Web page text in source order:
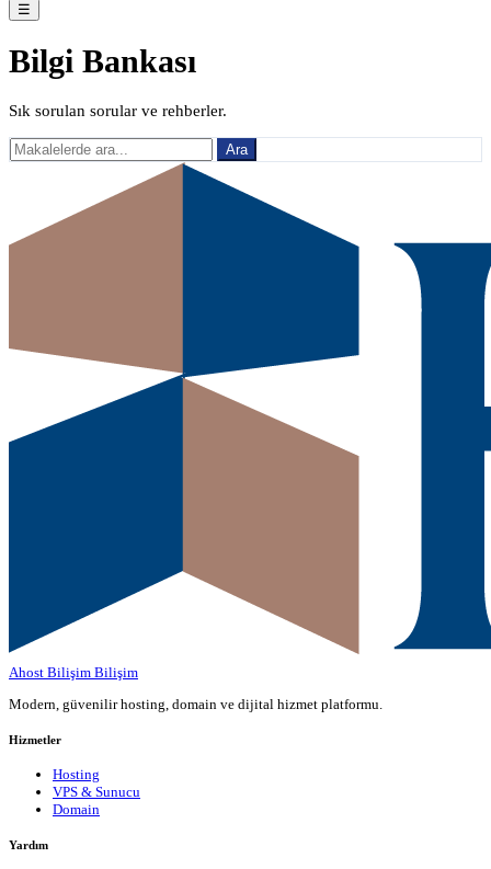
☰
Bilgi Bankası
Sık sorulan sorular ve rehberler.
Ara
Ahost Bilişim Bilişim
Modern, güvenilir hosting, domain ve dijital hizmet platformu.
Hizmetler
Hosting
VPS & Sunucu
Domain
Yardım